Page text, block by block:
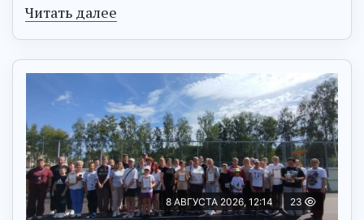
Читать далее
8 АВГУСТА 2026, 12:14 23